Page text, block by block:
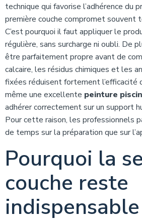
technique qui favorise l’adhérence du
première couche compromet souvent
C’est pourquoi il faut appliquer le
régulière, sans surcharge ni oubli. De
être parfaitement propre avant de
calcaire, les résidus chimiques et les
fixées réduisent fortement l’efficacité
même une excellente peinture
adhérer correctement sur un support
Pour cette raison, les professionnels
de temps sur la préparation que sur
Pourquoi la
couche reste